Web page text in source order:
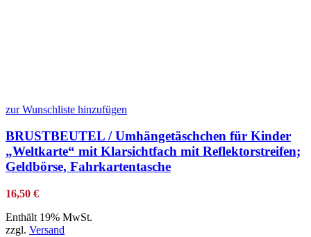
zur Wunschliste hinzufügen
BRUSTBEUTEL / Umhängetäschchen für Kinder
„Weltkarte“ mit Klarsichtfach mit Reflektorstreifen;
Geldbörse, Fahrkartentasche
16,50 €
Enthält 19% MwSt.
zzgl. Versand